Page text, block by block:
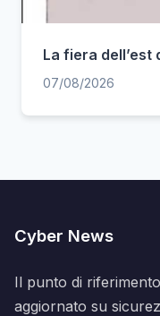
La fiera dell’est
07/08/2026
Cyber News
Il punto di
aggiornato su